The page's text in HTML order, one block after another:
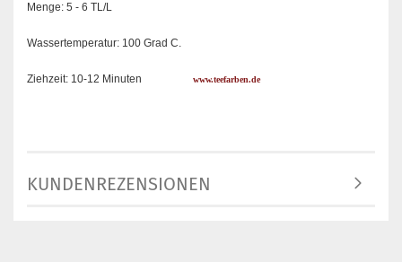
Menge: 5 - 6 TL/L
Wassertemperatur: 100 Grad C.
Ziehzeit: 10-12 Minuten www.teefarben.de
KUNDENREZENSIONEN